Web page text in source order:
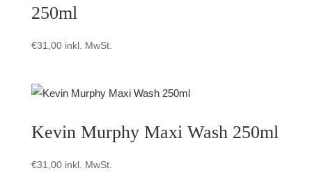
250ml
€31,00 inkl. MwSt.
Kevin Murphy Maxi Wash 250ml
€31,00 inkl. MwSt.